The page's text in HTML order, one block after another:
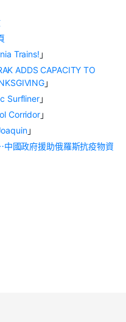
Trains! 」
ADDS CAPACITY TO
」
Surfliner」
Corridor」
」
中國政府援助俄羅斯抗疫物資